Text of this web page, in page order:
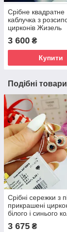
Срібне квадратне
каблучка з
цирконів Жизель
3 600 ₴
Купити
Подібні
Срібні сережки з
прикрашені
білого і синього
Загадка
3 675 ₴